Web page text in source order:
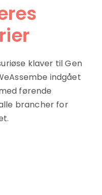
klaver til Gen
indgået
førende
brancher for